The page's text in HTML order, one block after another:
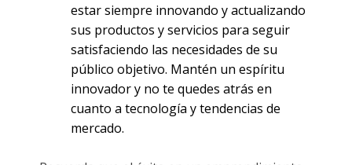
estar siempre innovando y actualizando
sus productos y servicios para seguir
satisfaciendo las necesidades de su
público objetivo. Mantén un espíritu
innovador y no te quedes atrás en
cuanto a tecnología y tendencias de
mercado.